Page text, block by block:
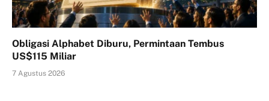
Obligasi Alphabet Diburu, Permintaan Tembus
US$115 Miliar
7 Agustus 2026